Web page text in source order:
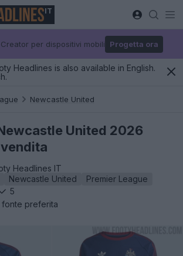
IT
per dispositivi mobili Progetta ora
Headlines is also available in English.
Newcastle United
United 2026
Headlines IT
Newcastle United
Premier League
5
preferita